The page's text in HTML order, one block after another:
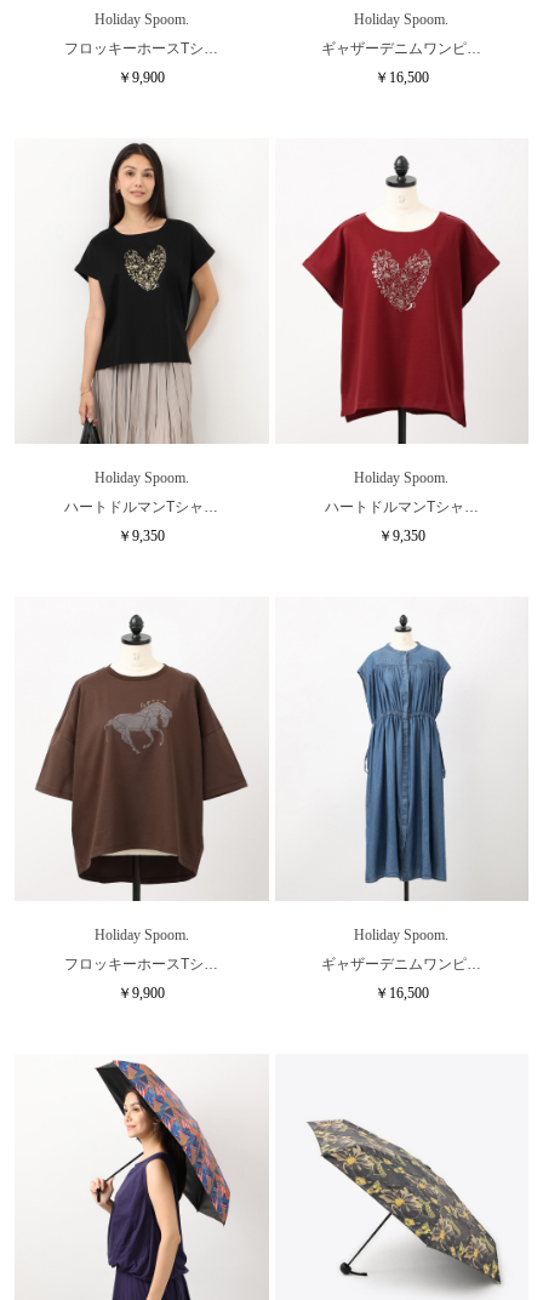
Holiday Spoom.
フロッキーホースTシ…
￥9,900
Holiday Spoom.
ギャザーデニムワンピ…
￥16,500
Holiday Spoom.
ハートドルマンTシャ…
￥9,350
Holiday Spoom.
ハートドルマンTシャ…
￥9,350
Holiday Spoom.
フロッキーホースTシ…
￥9,900
Holiday Spoom.
ギャザーデニムワンピ…
￥16,500